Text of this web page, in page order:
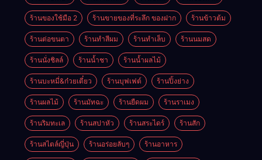
ร้านของใช้มือ 2 ร้านขายของที่ระลึก ของฝาก ร้านข้าวต้ม
ร้านต่อขนตา ร้านทำสีผม ร้านทำเล็บ ร้านนมสด
ร้านนั่งชิลล์ ร้านน้ำชา ร้านน้ำผลไม้
ร้านบะหมี่&ก๋วยเตี๋ยว ร้านบุฟเฟต์ ร้านปิ้งย่าง
ร้านผลไม้ ร้านมัทฉะ ร้านยืดผม ร้านราเมง
ร้านริมทะเล ร้านสปาหัว ร้านสระไดร์ ร้านสัก
ร้านสไตล์ญี่ปุ่น ร้านอร่อยลับๆ ร้านอาหาร